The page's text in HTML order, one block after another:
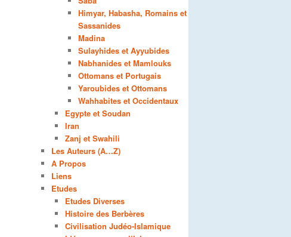
Himyar, Habasha, Romains et
Sassanides
Madina
Sulayhides et Ayyubides
Nabhanides et Mamlouks
Ottomans et Portugais
Yaroubides et Ottomans
Wahhabites et Occidentaux
Egypte et Soudan
Iran
Zanj et Swahili
Les Auteurs (A…Z)
A Propos
Liens
Etudes
Etudes Diverses
Histoire des Berbères
Civilisation Judéo-Islamique